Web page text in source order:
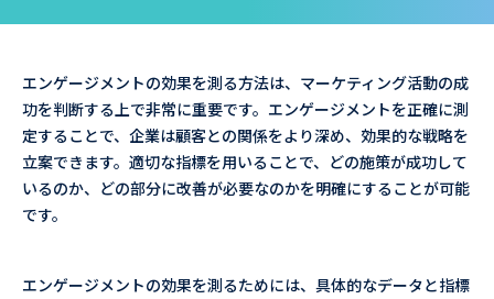
エンゲージメントの効果を測る方法は、マーケティング活動の成
功を判断する上で非常に重要です。エンゲージメントを正確に測
定することで、企業は顧客との関係をより深め、効果的な戦略を
立案できます。適切な指標を用いることで、どの施策が成功して
いるのか、どの部分に改善が必要なのかを明確にすることが可能
です。
エンゲージメントの効果を測るためには、具体的なデータと指標